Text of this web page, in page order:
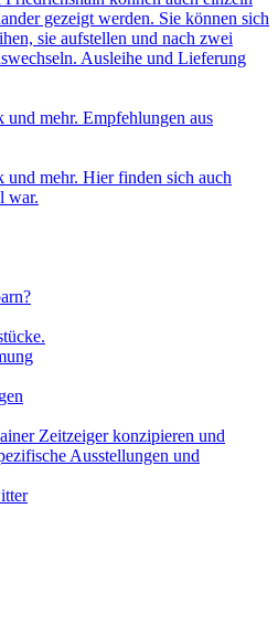
gezeigt werden. Sie können sich
sie aufstellen und nach zwei
Ausleihe und Lieferung
mehr. Empfehlungen aus
mehr. Hier finden sich auch
war.
Zeitzeiger konzipieren und
Ausstellungen und